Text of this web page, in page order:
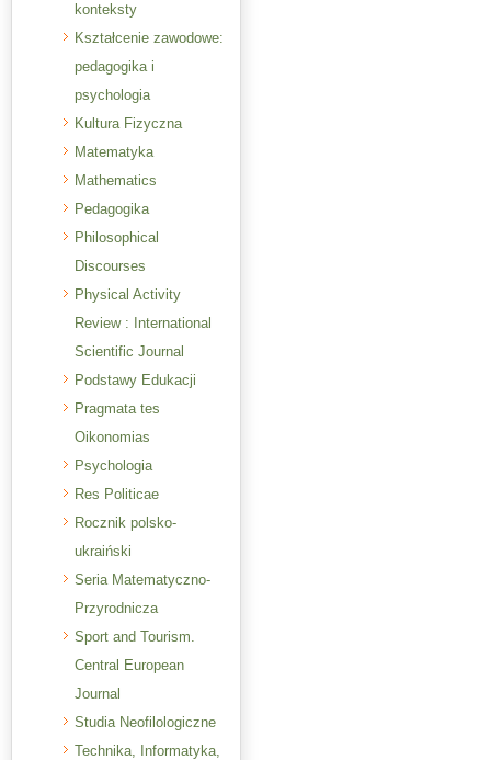
konteksty
Kształcenie zawodowe:
pedagogika i
psychologia
Kultura Fizyczna
Matematyka
Mathematics
Pedagogika
Philosophical
Discourses
Physical Activity
Review : International
Scientific Journal
Podstawy Edukacji
Pragmata tes
Oikonomias
Psychologia
Res Politicae
Rocznik polsko-
ukraiński
Seria Matematyczno-
Przyrodnicza
Sport and Tourism.
Central European
Journal
Studia Neofilologiczne
Technika, Informatyka,